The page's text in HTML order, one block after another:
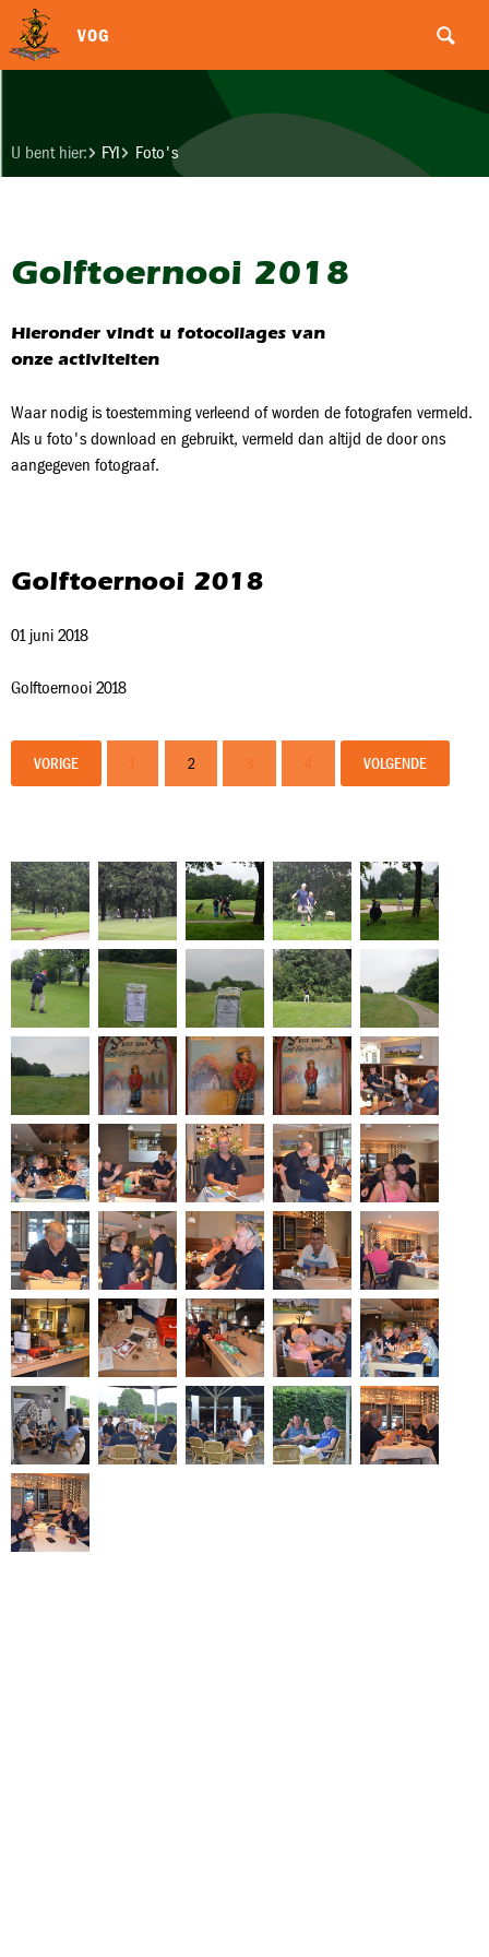
VOG
U bent hier: FYI Foto's
Golftoernooi 2018
Hieronder vindt u fotocollages van
onze activiteiten
Waar nodig is toestemming verleend of worden de fotografen vermeld.
Als u foto's download en gebruikt, vermeld dan altijd de door ons
aangegeven fotograaf.
Golftoernooi 2018
01 juni 2018
Golftoernooi 2018
VORIGE 1 2 3 4 VOLGENDE